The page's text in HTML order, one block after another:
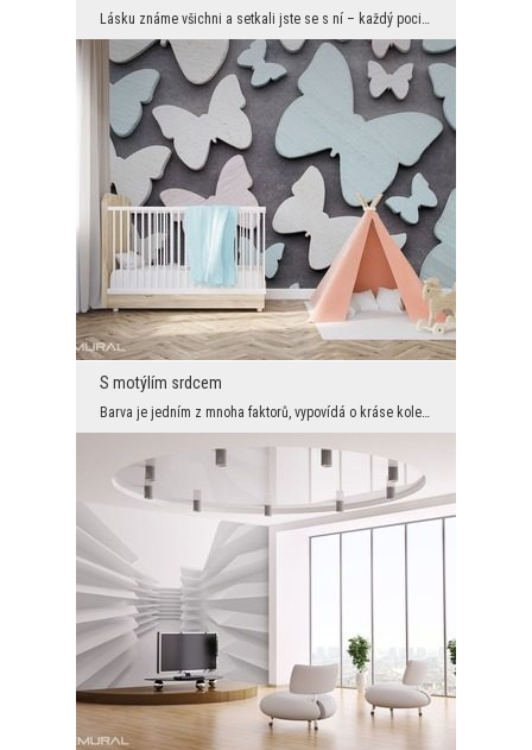
S motýlím srdcem